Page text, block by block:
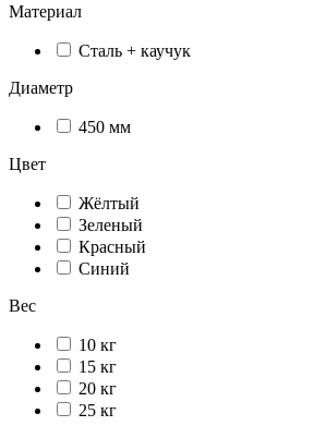
Материал
Сталь + каучук
Диаметр
450 мм
Цвет
Жёлтый
Зеленый
Красный
Синий
Вес
10 кг
15 кг
20 кг
25 кг